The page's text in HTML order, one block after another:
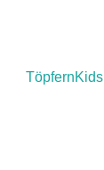
TöpfernKids